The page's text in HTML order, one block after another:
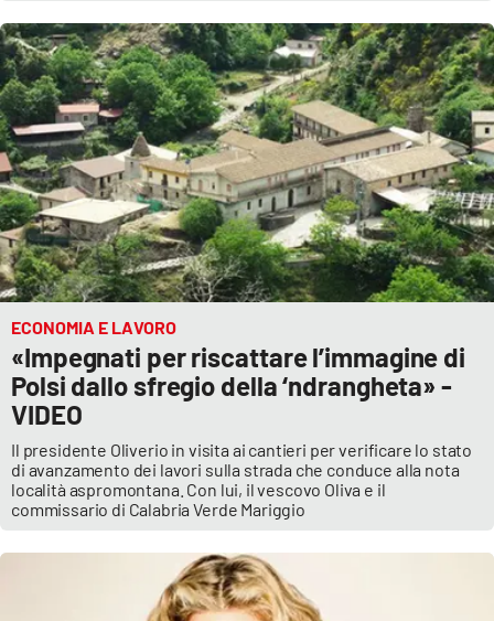
Leggendo Alvaro insieme
Imprese Di Calabria
Le perfidie di Antonella Grippo
Venti di comunicazione
STREAMING
LaC TV
LaC Network
LaC OnAir
ECONOMIA E LAVORO
«Impegnati per riscattare l’immagine di
Polsi dallo sfregio della ‘ndrangheta» -
VIDEO
Il presidente Oliverio in visita ai cantieri per verificare lo stato
di avanzamento dei lavori sulla strada che conduce alla nota
località aspromontana. Con lui, il vescovo Oliva e il
commissario di Calabria Verde Mariggio